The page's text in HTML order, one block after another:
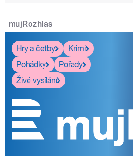
mujRozhlas
Hry a četby
Krimi
Pohádky
Pořady
Živé vysílání